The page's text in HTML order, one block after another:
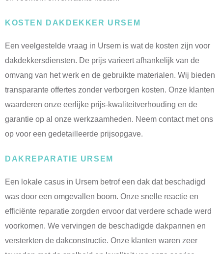
KOSTEN DAKDEKKER URSEM
Een veelgestelde vraag in Ursem is wat de kosten zijn voor
dakdekkersdiensten. De prijs varieert afhankelijk van de
omvang van het werk en de gebruikte materialen. Wij bieden
transparante offertes zonder verborgen kosten. Onze klanten
waarderen onze eerlijke prijs-kwaliteitverhouding en de
garantie op al onze werkzaamheden. Neem contact met ons
op voor een gedetailleerde prijsopgave.
DAKREPARATIE URSEM
Een lokale casus in Ursem betrof een dak dat beschadigd
was door een omgevallen boom. Onze snelle reactie en
efficiënte reparatie zorgden ervoor dat verdere schade werd
voorkomen. We vervingen de beschadigde dakpannen en
versterkten de dakconstructie. Onze klanten waren zeer